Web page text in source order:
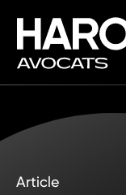
Article